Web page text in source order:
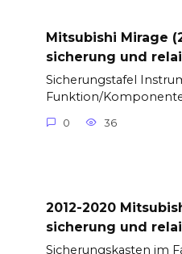
Mitsubishi Mirage
sicherung und
Sicherungstafel
Funktion/
0 36
2012-2020
sicherung und
Sicherungskasten im